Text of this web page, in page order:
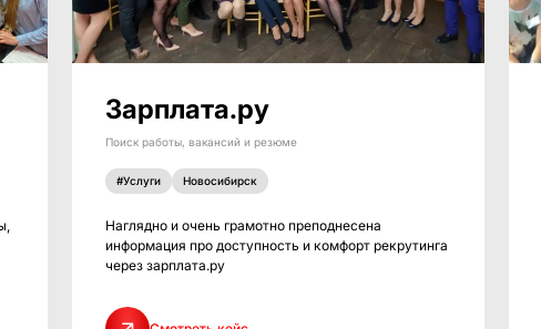
Зарплата.ру
Поиск работы, вакансий и резюме
#Услуги Новосибирск
Наглядно и очень грамотно преподнесена
информация про доступность и комфорт рекрутинга
через зарплата.ру